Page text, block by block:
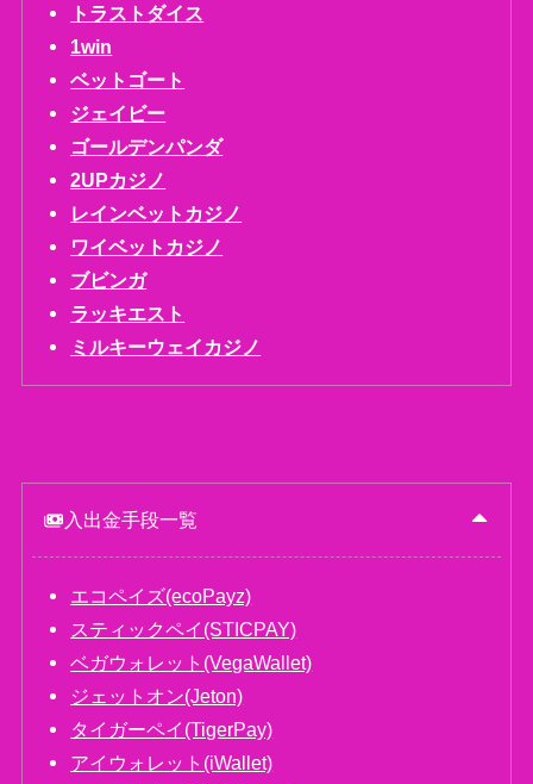
トラストダイス
1win
ベットゴート
ジェイビー
ゴールデンパンダ
2UPカジノ
レインベットカジノ
ワイベットカジノ
ブビンガ
ラッキエスト
ミルキーウェイカジノ
入出金手段一覧
エコペイズ(ecoPayz)
スティックペイ(STICPAY)
ベガウォレット(VegaWallet)
ジェットオン(Jeton)
タイガーペイ(TigerPay)
アイウォレット(iWallet)